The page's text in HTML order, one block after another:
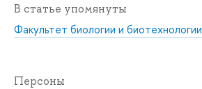
В статье упомянуты
Факультет биологии и биотехнологии
Персоны